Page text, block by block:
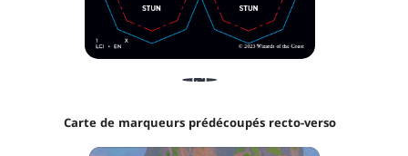
Carte de marqueurs prédécoupés recto-verso